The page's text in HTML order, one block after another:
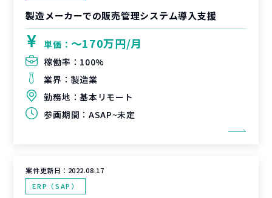
製造メーカーでの販売管理システム導入支援
単価： 〜170万円/月
稼働率： 100%
業界： 製造業
勤務地：基本リモート
参画期間： ASAP~未定
案件更新日： 2022.08.17
ERP（SAP）